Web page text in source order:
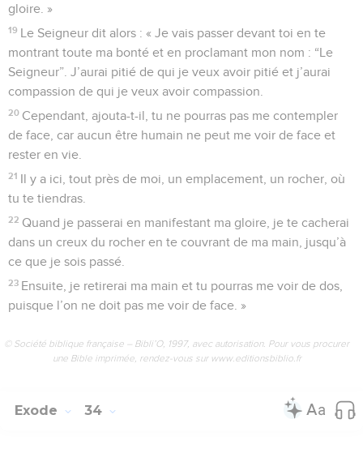
gloire. »
19 Le Seigneur dit alors : « Je vais passer devant toi en te
montrant toute ma bonté et en proclamant mon nom : “Le
Seigneur”. J’aurai pitié de qui je veux avoir pitié et j’aurai
compassion de qui je veux avoir compassion.
20 Cependant, ajouta-t-il, tu ne pourras pas me contempler
de face, car aucun être humain ne peut me voir de face et
rester en vie.
21 Il y a ici, tout près de moi, un emplacement, un rocher, où
tu te tiendras.
22 Quand je passerai en manifestant ma gloire, je te cacherai
dans un creux du rocher en te couvrant de ma main, jusqu’à
ce que je sois passé.
23 Ensuite, je retirerai ma main et tu pourras me voir de dos,
puisque l’on ne doit pas me voir de face. »
© Société biblique française – Bibli’O, 1997, avec autorisation. Pour vous procurer
une Bible imprimée, rendez-vous sur www.editionsbiblio.fr
Exode 34